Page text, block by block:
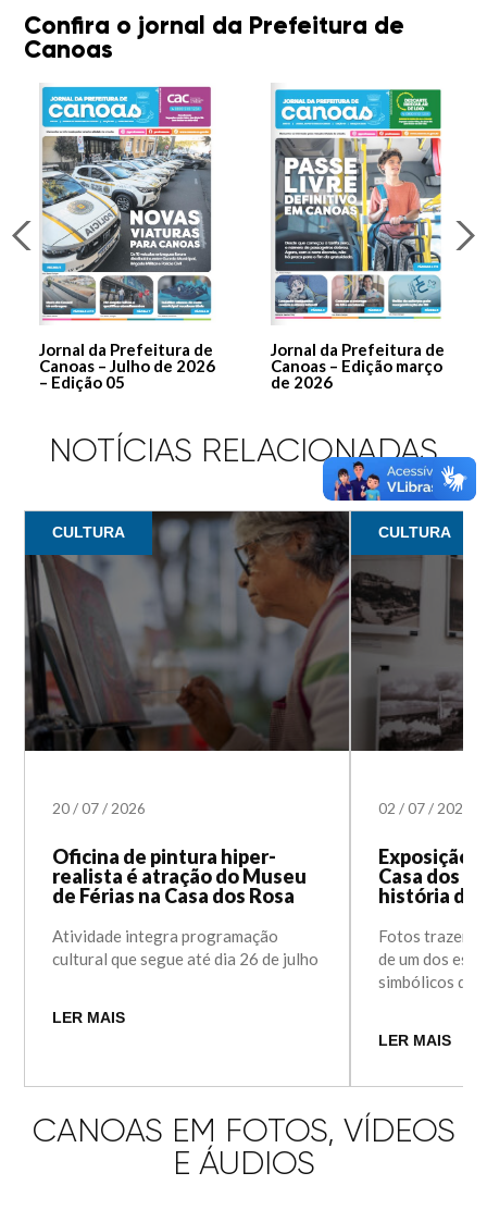
Confira o jornal da Prefeitura de
Canoas
Jornal da Prefeitura de
Canoas – Julho de 2026
– Edição 05
Jornal da Prefeitura de
Canoas – Edição março
de 2026
NOTÍCIAS RELACIONADAS
CULTURA
20/07/ 2026
Oficina de pintura hiper-
realista é atração do Museu
de Férias na Casa dos Rosa
Atividade integra programação
cultural que segue até dia 26 de julho
LER MAIS
CULTURA
02/07/ 2026
Exposição
Casa dos
história da
Fotos trazem
de um dos
simbólicos do
LER MAIS
CANOAS EM FOTOS, VÍDEOS
E ÁUDIOS